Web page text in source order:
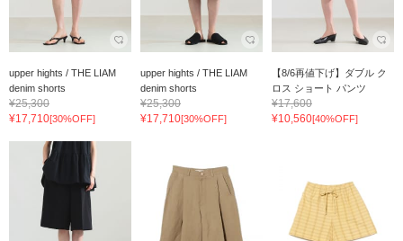
upper hights / THE LIAM
denim shorts
¥25,300
¥17,710[30%OFF]
upper hights / THE LIAM
denim shorts
¥25,300
¥17,710[30%OFF]
【8/6再値下げ】ダブル ク
ロス ショート パンツ
¥17,600
¥10,560[40%OFF]